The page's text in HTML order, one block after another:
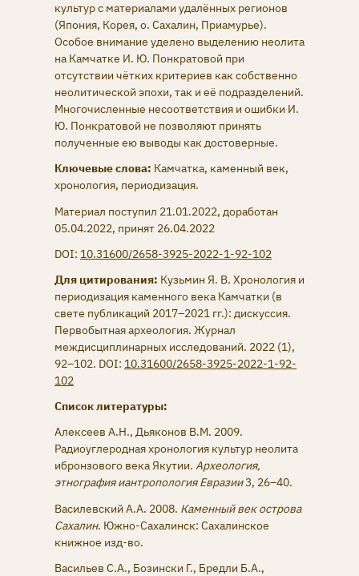
культур с материалами удалённых регионов
(Япония, Корея, о. Сахалин, Приамурье).
Особое внимание уделено выделению неолита
на Камчатке И. Ю. Понкратовой при
отсутствии чётких критериев как собственно
неолитической эпохи, так и её подразделений.
Многочисленные несоответствия и ошибки И.
Ю. Понкратовой не позволяют принять
полученные ею выводы как достоверные.
Ключевые слова: Камчатка, каменный век,
хронология, периодизация.
Материал поступил 21.01.2022, доработан
05.04.2022, принят 26.04.2022
DOI: 10.31600/2658-3925-2022-1-92-102
Для цитирования: Кузьмин Я. В. Хронология и
периодизация каменного века Камчатки (в
свете публикаций 2017–2021 гг.): дискуссия.
Первобытная археология. Журнал
междисциплинарных исследований. 2022 (1),
92–102. DOI: 10.31600/2658-3925-2022-1-92-
102
Список литературы:
Алексеев А.Н., Дьяконов В.М. 2009.
Радиоуглеродная хронология культур неолита
ибронзового века Якутии. Археология,
этнография иантропология Евразии3, 26–40.
Василевский А.А. 2008. Каменный век острова
Сахалин. Южно-Сахалинск: Сахалинское
книжное изд-во.
Васильев С.А., Бозински Г., Бредли Б.А.,